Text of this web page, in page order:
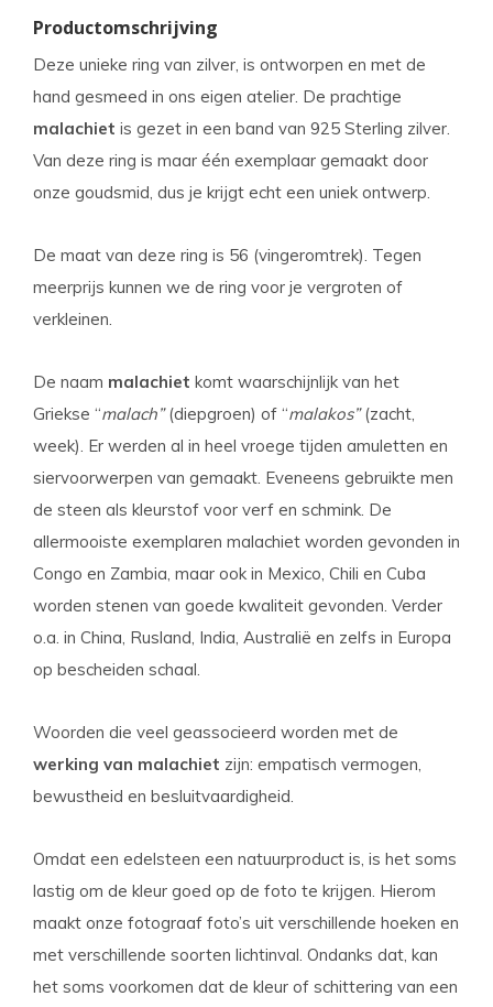
Productomschrijving
Deze unieke ring van zilver, is ontworpen en met de
hand gesmeed in ons eigen atelier. De prachtige
malachiet is gezet in een band van 925 Sterling zilver.
Van deze ring is maar één exemplaar gemaakt door
onze goudsmid, dus je krijgt echt een uniek ontwerp.
De maat van deze ring is 56 (vingeromtrek). Tegen
meerprijs kunnen we de ring voor je vergroten of
verkleinen.
De naam malachiet komt waarschijnlijk van het
Griekse “malach”(diepgroen) of “malakos”(zacht,
week). Er werden al in heel vroege tijden amuletten en
siervoorwerpen van gemaakt. Eveneens gebruikte men
de steen als kleurstof voor verf en schmink. De
allermooiste exemplaren malachiet worden gevonden in
Congo en Zambia, maar ook in Mexico, Chili en Cuba
worden stenen van goede kwaliteit gevonden. Verder
o.a. in China, Rusland, India, Australië en zelfs in Europa
op bescheiden schaal.
Woorden die veel geassocieerd worden met de
werking van malachiet zijn: empatisch vermogen,
bewustheid en besluitvaardigheid.
Omdat een edelsteen een natuurproduct is, is het soms
lastig om de kleur goed op de foto te krijgen. Hierom
maakt onze fotograaf foto’s uit verschillende hoeken en
met verschillende soorten lichtinval. Ondanks dat, kan
het soms voorkomen dat de kleur of schittering van een